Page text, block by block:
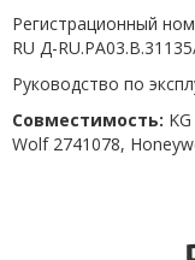
Регистрационный
RU Д-
Руководство по
Совместимость:
Wolf 2741078,